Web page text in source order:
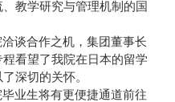
教学研究与管理机制的国
谈合作之机，集团董事长
看望了我院在日本的留学
深切的关怀。
业生将有更便捷通道前往